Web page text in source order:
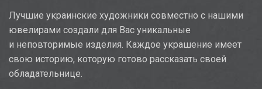
Лучшие украинские художники совместно с нашими
ювелирами создали для Вас уникальные
и неповторимые изделия. Каждое украшение имеет
свою историю, которую готово рассказать своей
обладательнице.